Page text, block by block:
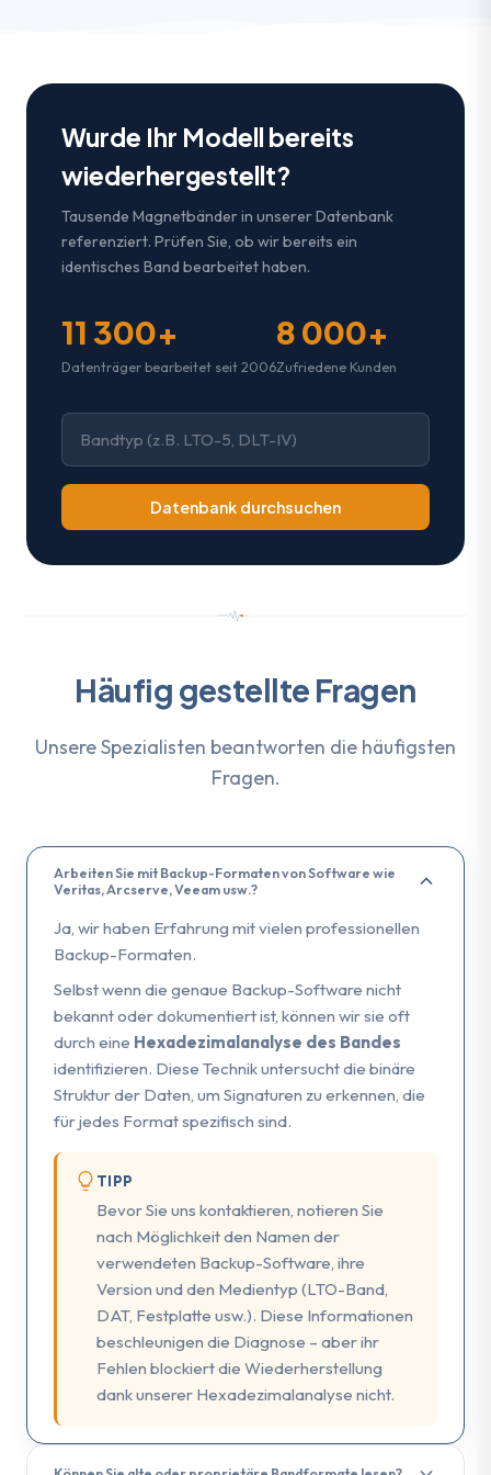
Wurde Ihr Modell bereits
wiederhergestellt?
Tausende Magnetbänder in unserer Datenbank
referenziert. Prüfen Sie, ob wir bereits ein
identisches Band bearbeitet haben.
11 300+
Datenträger bearbeitet seit 2006
8 000+
Zufriedene Kunden
Datenbank durchsuchen
Häufig gestellte Fragen
Unsere Spezialisten beantworten die häufigsten
Fragen.
Arbeiten Sie mit Backup-Formaten von Software wie
Veritas, Arcserve, Veeam usw.?
Ja, wir haben Erfahrung mit vielen professionellen
Backup-Formaten.
Selbst wenn die genaue Backup-Software nicht
bekannt oder dokumentiert ist, können wir sie oft
durch eine Hexadezimalanalyse des Bandes
identifizieren. Diese Technik untersucht die binäre
Struktur der Daten, um Signaturen zu erkennen, die
für jedes Format spezifisch sind.
TIPP
Bevor Sie uns kontaktieren, notieren Sie
nach Möglichkeit den Namen der
verwendeten Backup-Software, ihre
Version und den Medientyp (LTO-Band,
DAT, Festplatte usw.). Diese Informationen
beschleunigen die Diagnose – aber ihr
Fehlen blockiert die Wiederherstellung
dank unserer Hexadezimalanalyse nicht.